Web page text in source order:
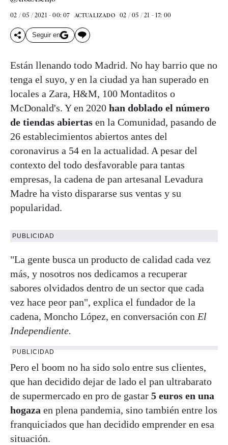
02 / 05 / 2021 - 00: 07 ACTUALIZADO 02 / 05 / 21 - 17: 00
Seguir en
Están llenando todo Madrid. No hay barrio que no
tenga el suyo, y en la ciudad ya han superado en
locales a Zara, H&M, 100 Montaditos o
McDonald's. Y en 2020 han doblado el número
de tiendas abiertas en la Comunidad, pasando de
26 establecimientos abiertos antes del
coronavirus a 54 en la actualidad. A pesar del
contexto del todo desfavorable para tantas
empresas, la cadena de pan artesanal Levadura
Madre ha visto dispararse sus ventas y su
popularidad.
PUBLICIDAD
"La gente busca un producto de calidad cada vez
más, y nosotros nos dedicamos a recuperar
sabores olvidados dentro de un sector que cada
vez hace peor pan", explica el fundador de la
cadena, Moncho López, en conversación con El
Independiente.
PUBLICIDAD
Pero el boom no ha sido solo entre sus clientes,
que han decidido dejar de lado el pan ultrabarato
de supermercado en pro de gastar 5 euros en una
hogaza en plena pandemia, sino también entre los
franquiciados que han decidido emprender en esa
situación.